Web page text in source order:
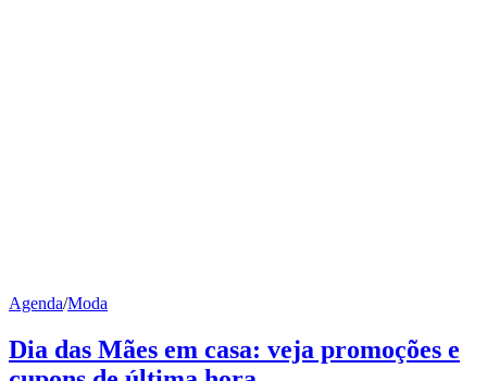
Agenda/Moda
Dia das Mães em casa: veja promoções e